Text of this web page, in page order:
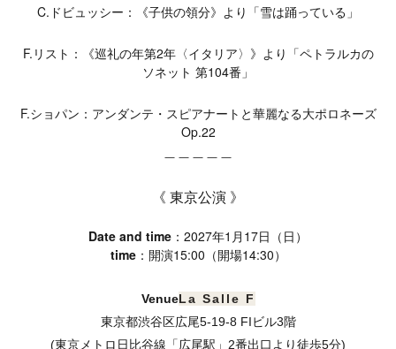
C.ドビュッシー：《子供の領分》より「雪は踊っている」
F.リスト：《巡礼の年第2年〈イタリア〉》より「ペトラルカの
ソネット 第104番」
F.ショパン：アンダンテ・スピアナートと華麗なる大ポロネーズ
Op.22
《 東京公演 》
Date and time ：2027年1月17日（日）
time：開演15:00（開場14:30）
VenueLa Salle F
東京都渋谷区広尾5-19-8 FIビル3階
(東京メトロ日比谷線「広尾駅」2番出口より徒歩5分)